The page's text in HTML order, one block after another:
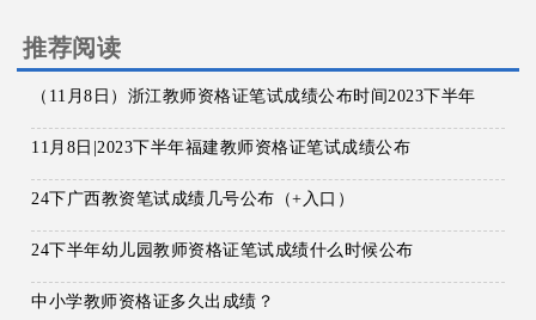
推荐阅读
（11月8日）浙江教师资格证笔试成绩公布时间2023下半年
11月8日|2023下半年福建教师资格证笔试成绩公布
24下广西教资笔试成绩几号公布（+入口）
24下半年幼儿园教师资格证笔试成绩什么时候公布
中小学教师资格证多久出成绩？